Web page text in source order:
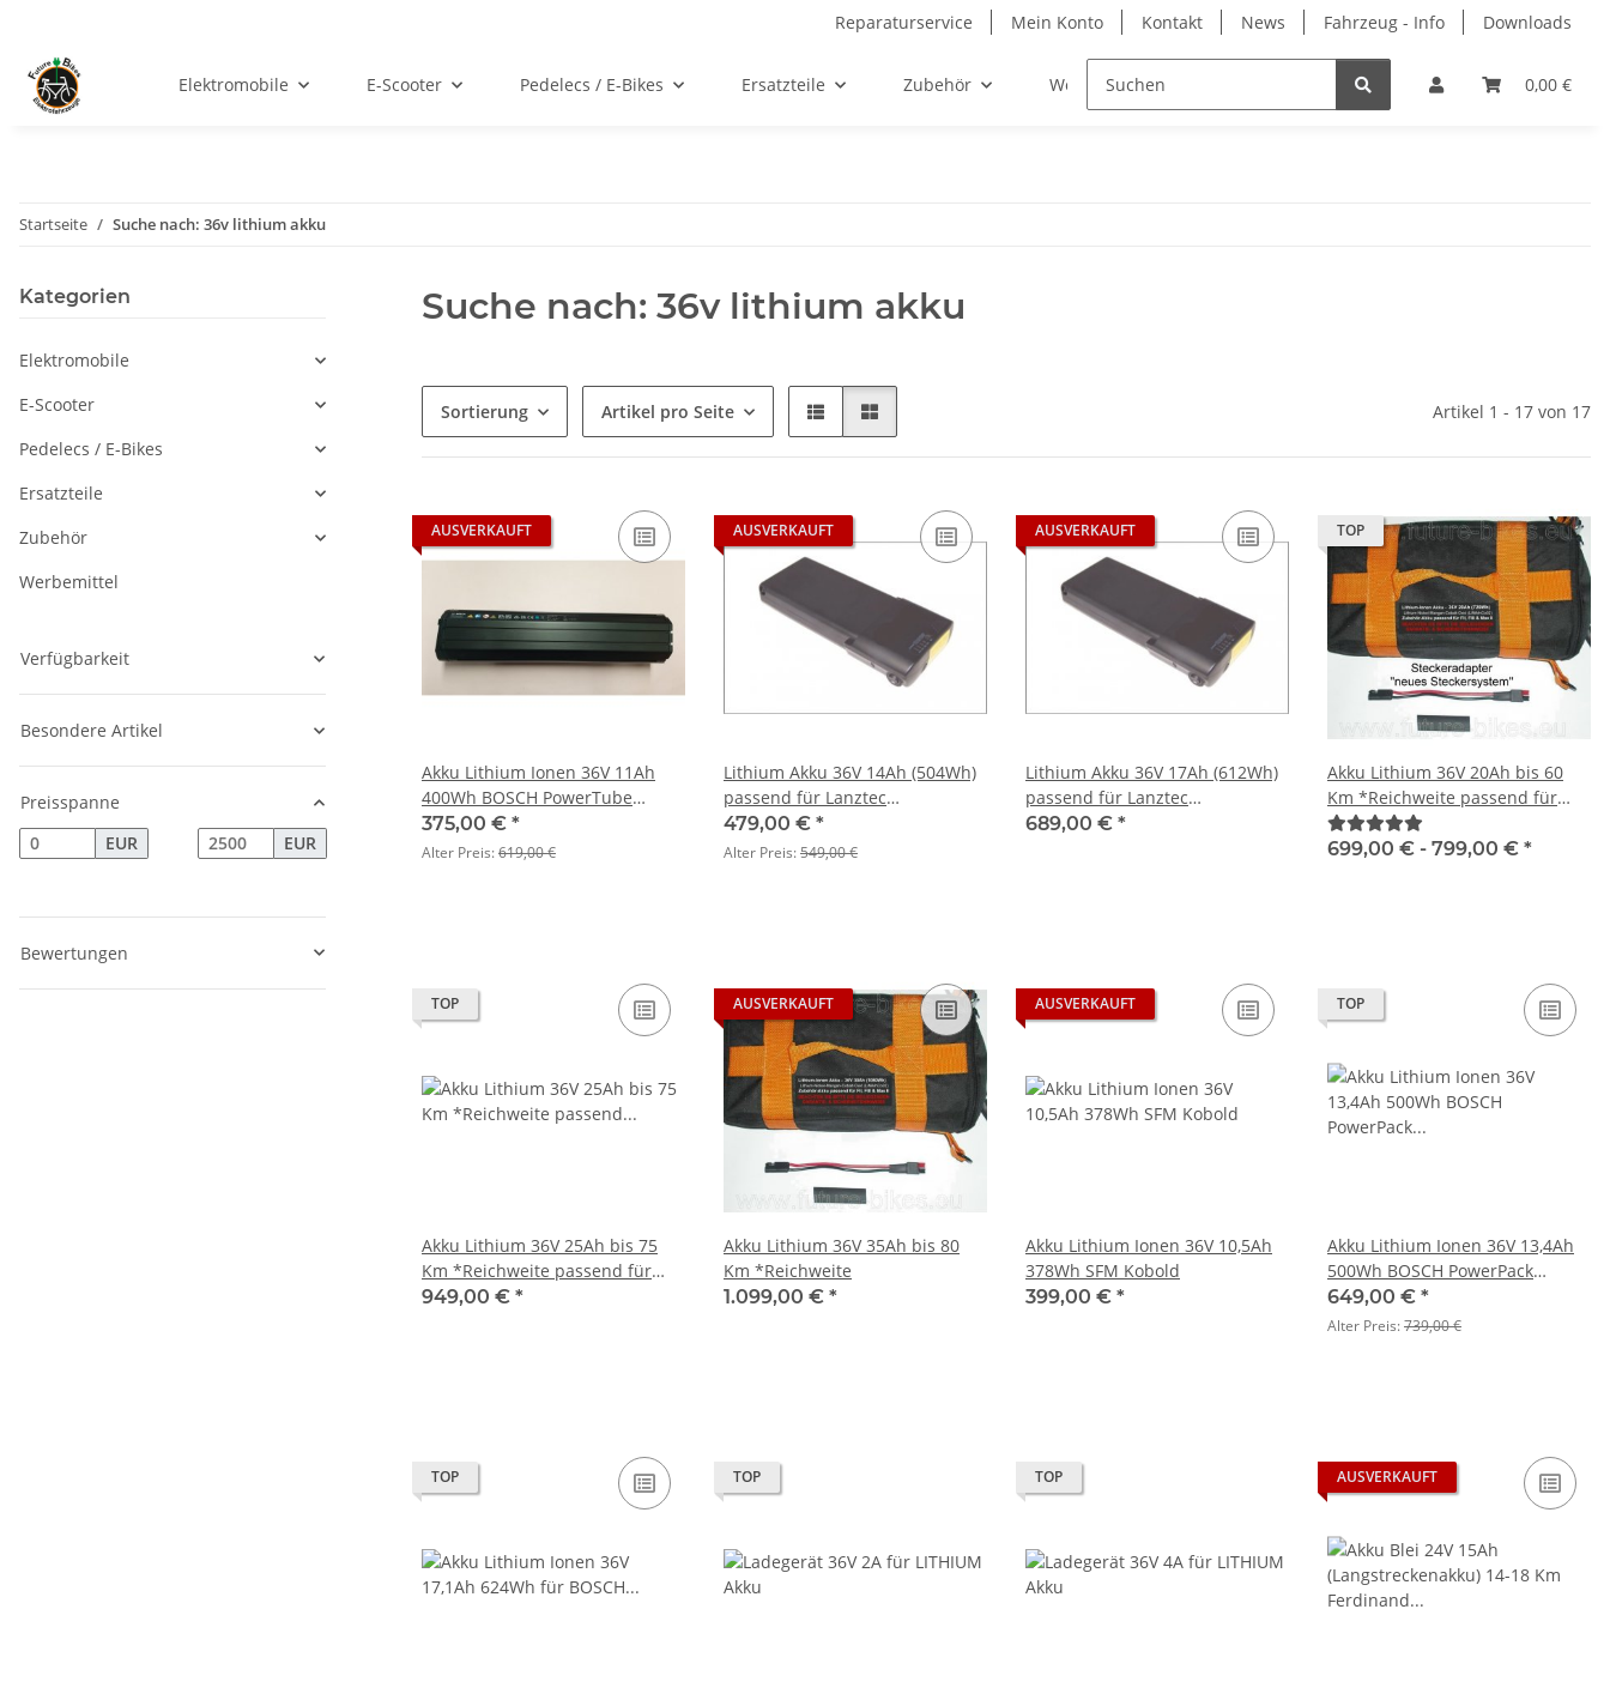
Reparaturservice Mein Konto Kontakt News Fahrzeug - Info Downloads
0,00 €
Elektromobile E-Scooter Pedelecs / E-Bikes Ersatzteile Zubehör Werbemittel
Startseite Suche nach: 36v lithium akku
Suche nach: 36v lithium akku
Sortierung Artikel pro Seite Artikel 1 - 17 von 17
AUSVERKAUFT
Akku Lithium Ionen 36V 11Ah
400Wh BOSCH PowerTube
Intube Akku VERTIKAL
375,00 € *
Alter Preis:619,00 €
AUSVERKAUFT
Lithium Akku 36V 14Ah (504Wh)
passend für Lanztec
Sesseldreirad
479,00 € *
Alter Preis:549,00 €
AUSVERKAUFT
Lithium Akku 36V 17Ah (612Wh)
passend für Lanztec
Sesseldreirad
689,00 € *
TOP
Akku Lithium 36V 20Ah bis 60
Km *Reichweite passend für
Tante Paula Ferdinand II, III,
Maximilian II und Oliver500
699,00 € - 799,00 € *
TOP
Akku Lithium 36V 25Ah bis 75
Km *Reichweite passend für
Tante Paula Ferdinand II, III,
949,00 € *
AUSVERKAUFT
Akku Lithium 36V 35Ah bis 80
Km *Reichweite
1.099,00 € *
AUSVERKAUFT
Akku Lithium Ionen 36V 10,5Ah
378Wh SFM Kobold
399,00 € *
TOP
Akku Lithium Ionen 36V 13,4Ah
500Wh BOSCH PowerPack
Rahmenakku anthrazit
649,00 € *
Alter Preis:739,00 €
TOP TOP TOP AUSVERKAUFT
Kategorien
Elektromobile
E-Scooter
Pedelecs / E-Bikes
Ersatzteile
Zubehör
Werbemittel
Verfügbarkeit
Besondere Artikel
Preisspanne
EUR
EUR
Bewertungen